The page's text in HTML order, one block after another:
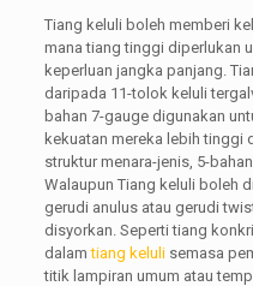
Tiang keluli boleh memberi
mana tiang tinggi diperlukan
keperluan jangka panjang.
daripada 11-tolok keluli
bahan 7-gauge digunakan
kekuatan mereka lebih tinggi
struktur menara-jenis, 5-
Walaupun Tiang keluli boleh
gerudi anulus atau gerudi
disyorkan. Seperti tiang
dalamtiang kelulisemasa
titik lampiran umum atau